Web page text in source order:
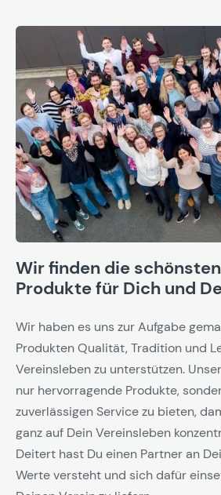
Wir finden die
Produkte für Dich und
Wir haben es uns zur Aufgabe
Produkten Qualität, Tradition und
Vereinsleben zu unterstützen.
nur hervorragende Produkte,
zuverlässigen Service zu bieten,
ganz auf Dein Vereinsleben
Deitert hast Du einen Partner an
Werte versteht und sich dafür